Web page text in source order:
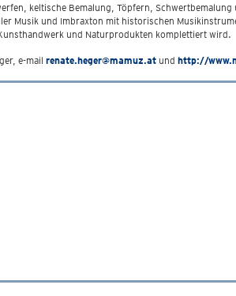
keltische Bemalung, Töpfern,
Musik und Imbraxton mit historischen
und Naturprodukten komplettiert wird.
e-mail renate.heger@mamuz.at und http://